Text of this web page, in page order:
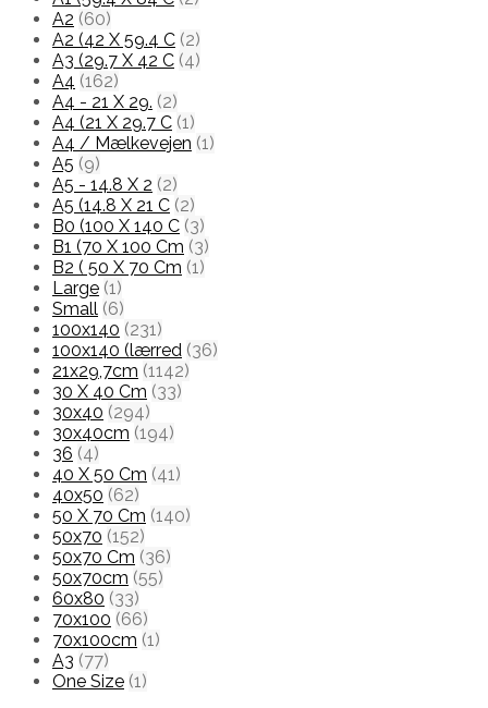
A2 (60)
A2 (42 X 59.4 C (2)
A3 (29.7 X 42 C (4)
A4 (162)
A4 - 21 X 29. (2)
A4 (21 X 29.7 C (1)
A4 / Mælkevejen (1)
A5 (9)
A5 - 14.8 X 2 (2)
A5 (14.8 X 21 C (2)
B0 (100 X 140 C (3)
B1 (70 X 100 Cm (3)
B2 ( 50 X 70 Cm (1)
Large (1)
Small (6)
100x140 (231)
100x140 (lærred (36)
21x29,7cm (1142)
30 X 40 Cm (33)
30x40 (294)
30x40cm (194)
36 (4)
40 X 50 Cm (41)
40x50 (62)
50 X 70 Cm (140)
50x70 (152)
50x70 Cm (36)
50x70cm (55)
60x80 (33)
70x100 (66)
70x100cm (1)
A3 (77)
One Size (1)